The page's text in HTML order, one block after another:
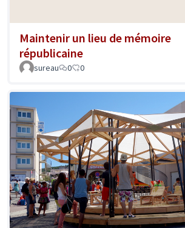
Maintenir un lieu de mémoire
républicaine
sureau 0 0